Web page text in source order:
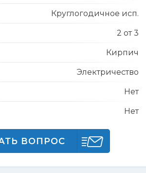
Круглогодичное исп.
2 от 3
Кирпич
Электричество
Нет
Нет
ВОПРОС